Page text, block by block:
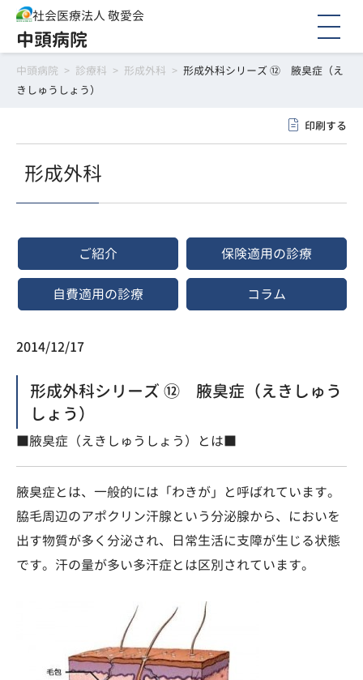
社会医療法人 敬愛会
中頭病院
中頭病院 > 診療科 > 形成外科 > 形成外科シリーズ ⑫ 腋臭症（え
きしゅうしょう）
印刷する
形成外科
ご紹介 保険適用の診療
自費適用の診療 コラム
2014/12/17
形成外科シリーズ ⑫ 腋臭症（えきしゅう
しょう）
■腋臭症（えきしゅうしょう）とは■
腋臭症とは、一般的には「わきが」と呼ばれています。
脇毛周辺のアポクリン汗腺という分泌腺から、においを
出す物質が多く分泌され、日常生活に支障が生じる状態
です。汗の量が多い多汗症とは区別されています。